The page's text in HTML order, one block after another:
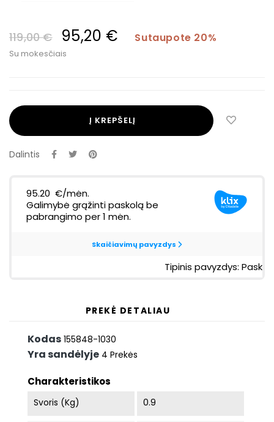
119,00 € 95,20 € Sutaupote 20%
Su mokesčiais
Į KREPŠELĮ
Dalintis
PREKĖ DETALIAU
Kodas 155848-1030
Yra sandėlyje 4 Prekės
Charakteristikos
Svoris (kg) 0.9